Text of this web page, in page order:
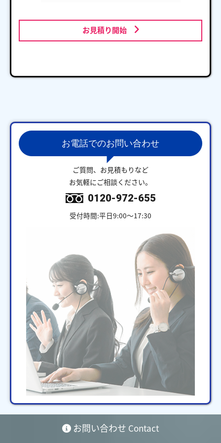
お見積り開始
お電話でのお問い合わせ
ご質問、お見積もりなど
お気軽にご相談ください。
0120-972-655
受付時間:平日9:00～17:30
お問い合わせ Contact